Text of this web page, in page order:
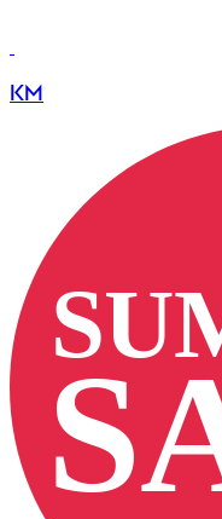
KM